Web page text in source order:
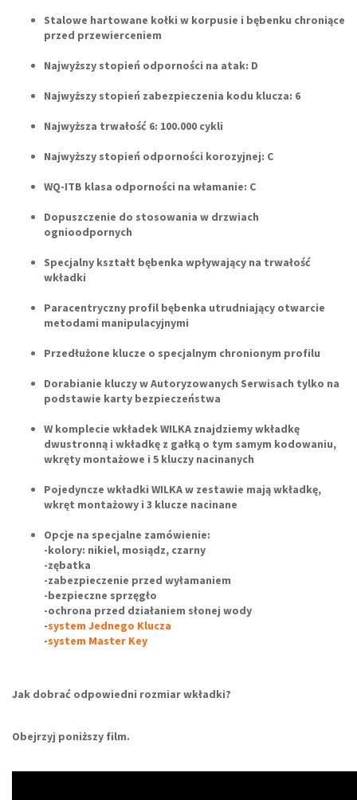
Stalowe hartowane kołki w korpusie i bębenku chroniące
przed przewierceniem
Najwyższy stopień odporności na atak: D
Najwyższy stopień zabezpieczenia kodu klucza: 6
Najwyższa trwałość 6: 100.000 cykli
Najwyższy stopień odporności korozyjnej: C
WQ-ITB klasa odporności na włamanie: C
Dopuszczenie do stosowania w drzwiach
ognioodpornych
Specjalny kształt bębenka wpływający na trwałość
wkładki
Paracentryczny profil bębenka utrudniający otwarcie
metodami manipulacyjnymi
Przedłużone klucze o specjalnym chronionym profilu
Dorabianie kluczy w Autoryzowanych Serwisach tylko na
podstawie karty bezpieczeństwa
W komplecie wkładek WILKA znajdziemy wkładkę
dwustronną i wkładkę z gałką o tym samym kodowaniu,
wkręty montażowe i 5 kluczy nacinanych
Pojedyncze wkładki WILKA w zestawie mają wkładkę,
wkręt montażowy i 3 klucze nacinane
Opcje na specjalne zamówienie:
-kolory: nikiel, mosiądz, czarny
-zębatka
-zabezpieczenie przed wyłamaniem
-bezpieczne sprzęgło
-ochrona przed działaniem słonej wody
-system Jednego Klucza
-system Master Key
Jak dobrać odpowiedni rozmiar wkładki?
Obejrzyj poniższy film.